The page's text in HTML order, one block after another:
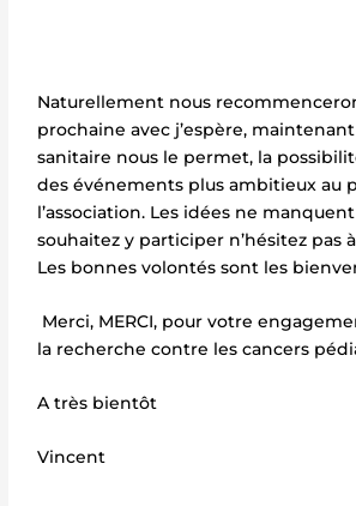
Naturellement nous
prochaine avec j’espère,
sanitaire nous le permet, la
des événements plus ambitieux au
l’association. Les idées ne
souhaitez y participer n’hésitez pas
Les bonnes volontés sont les
Merci, MERCI, pour votre
la recherche contre les cancers
A très bientôt
Vincent